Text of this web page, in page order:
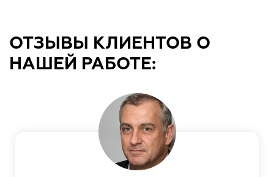
ОТЗЫВЫ КЛИЕНТОВ О
НАШЕЙ РАБОТЕ: